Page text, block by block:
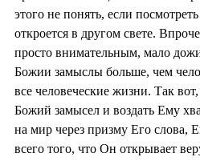
этого не понять, если
откроется в другом свете.
просто внимательным, мало
Божии замыслы больше, чем
все человеческие жизни. Так
Божий замысел и воздать Ему
на мир через призму Его слова,
всего того, что Он открывает